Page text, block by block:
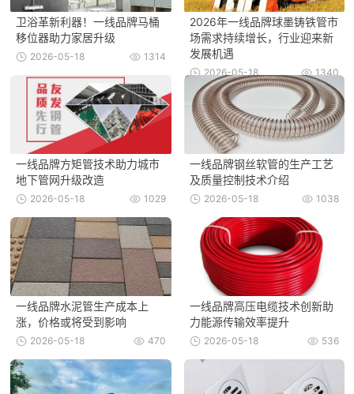
卫浴革新利器！一线品牌马桶
移位器助力家居升级
1314
2026-05-18
2026年一线品牌球墨铸铁管市
场需求持续增长，行业迎来新
发展机遇
1340
2026-05-18
一线品牌方矩管技术助力城市
地下管网升级改造
1029
2026-05-18
一线品牌钢丝软管的生产工艺
及质量控制技术介绍
1038
2026-05-18
一线品牌水泥管生产成本上
涨，价格或将受到影响
470
2026-05-18
一线品牌高压电缆技术创新助
力能源传输效率提升
536
2026-05-18